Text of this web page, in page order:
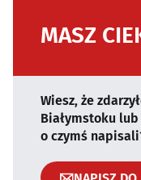
MASZ
Wiesz, że
Białymstoku
o czymś